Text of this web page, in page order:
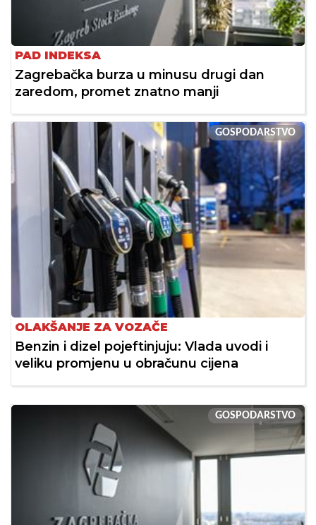
PAD INDEKSA
Zagrebačka burza u minusu drugi dan
zaredom, promet znatno manji
GOSPODARSTVO
OLAKŠANJE ZA VOZAČE
Benzin i dizel pojeftinjuju: Vlada uvodi i
veliku promjenu u obračunu cijena
GOSPODARSTVO